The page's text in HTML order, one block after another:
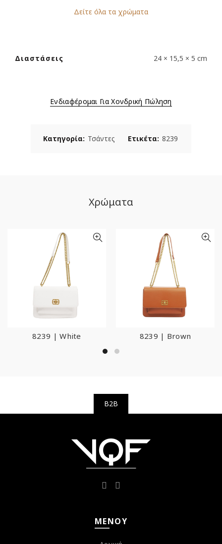
Δείτε όλα τα χρώματα
Διαστάσεις 24 × 15,5 × 5 cm
Ενδιαφέρομαι Για Χονδρική Πώληση
Κατηγορία: Τσάντες Ετικέτα: 8239
Χρώματα
8239 | White 8239 | Brown
B2B
ΜΕΝΟΎ